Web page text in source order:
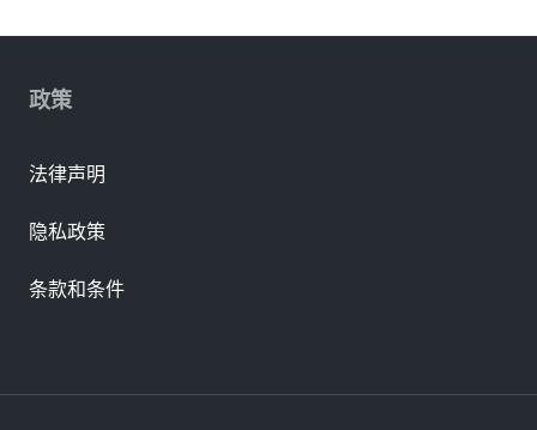
政策
法律声明
隐私政策
条款和条件